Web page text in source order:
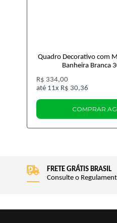
Quadro Decorativo com
Banheira Branca
R$ 334,00
11x R$ 30,36
COMPRAR
FRETE GRÁTIS BRASIL
Consulte o